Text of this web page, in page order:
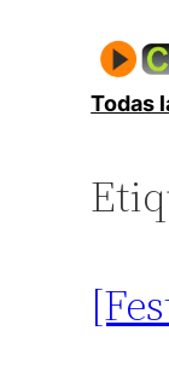
contenidoTodas